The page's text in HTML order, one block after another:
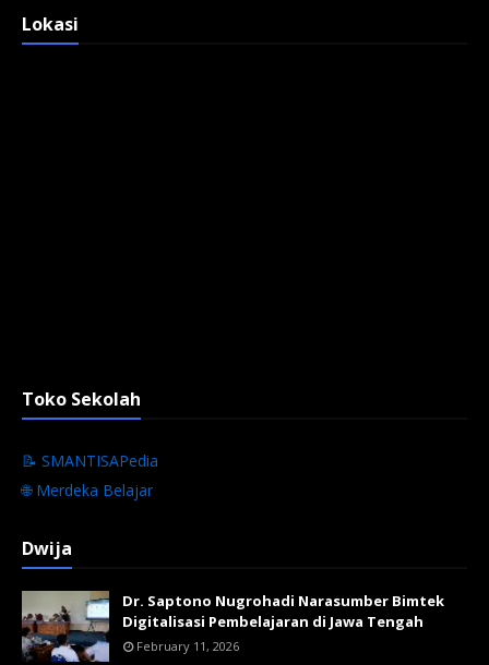
Lokasi
Toko Sekolah
📝 SMANTISAPedia
🌐 Merdeka Belajar
Dwija
Dr. Saptono Nugrohadi Narasumber Bimtek
Digitalisasi Pembelajaran di Jawa Tengah
February 11, 2026